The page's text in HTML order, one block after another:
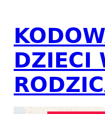
DZIECI